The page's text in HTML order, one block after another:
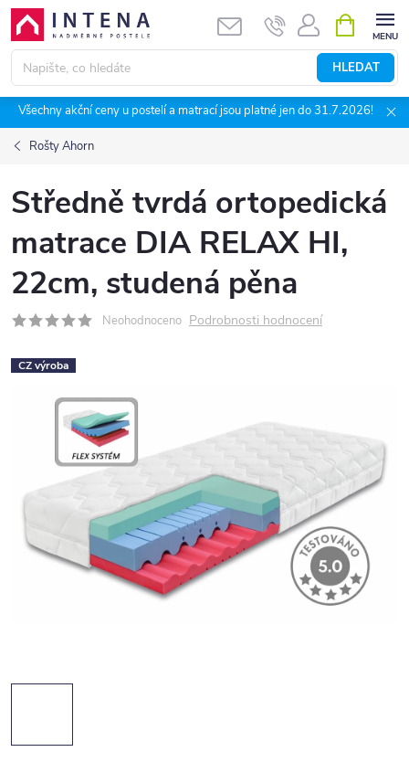
Přejít
obsah
HLEDAT
NÁKUPNÍ
KOŠÍK
Všechny akční ceny u postelí a matrací jsou platné jen do 31.7.2026!
Rošty Ahorn
Středně tvrdá ortopedická
matrace DIA RELAX HI,
22cm, studená pěna
Neohodnoceno Podrobnosti hodnocení
CZ výroba